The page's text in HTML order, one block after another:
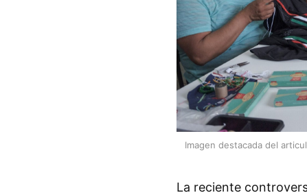
Imagen destacada del
La reciente